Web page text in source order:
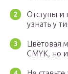
Отступы и
узнать у
Цветовая
CMYK, но